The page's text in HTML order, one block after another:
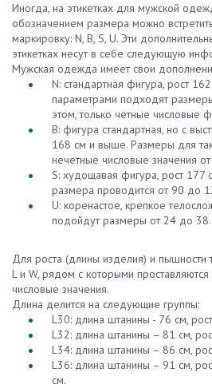
Иногда, на этикетках для мужской
обозначением размера можно
маркировку: N, B, S, U. Эти
этикетках несут в себе следующую
Мужская одежда имеет свои
N: стандартная фигура, рост
параметрами подходят
этом, только четные числовые
B: фигура стандартная, но с
168 см и выше. Размеры для
нечетные числовые значения
S: худощавая фигура, рост
размера проводится от 90 до
U: коренастое, крепкое
подойдут размеры от 24 до 38.
Для роста (длины изделия) и пышности
L и W, рядом с которыми
числовые значения.
Длина делится на следующие группы:
L30: длина штанины - 76 см,
L32: длина штанины – 81 см,
L34: длина штанины – 86 см,
L36: длина штанины – 91 см,
см.